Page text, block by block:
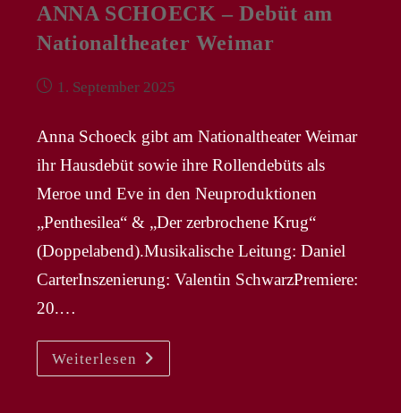
ANNA SCHOECK – Debüt am
Nationaltheater Weimar
Beitrag1. September 2025
Anna Schoeck gibt am Nationaltheater Weimar
ihr Hausdebüt sowie ihre Rollendebüts als
Meroe und Eve in den Neuproduktionen
„Penthesilea“ & „Der zerbrochene Krug“
(Doppelabend).Musikalische Leitung: Daniel
CarterInszenierung: Valentin SchwarzPremiere:
20.…
Weiterlesen ANNA
SCHOECK
–